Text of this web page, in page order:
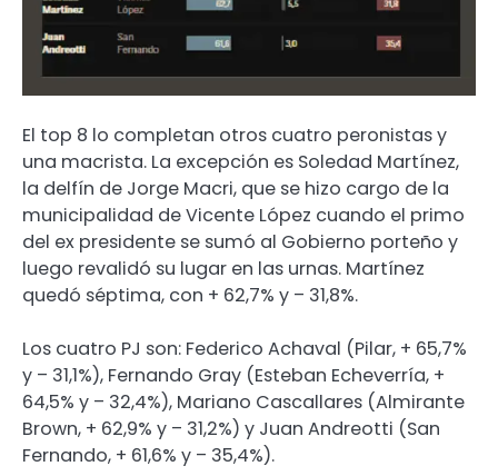
El top 8 lo completan otros cuatro peronistas y
una macrista. La excepción es Soledad Martínez,
la delfín de Jorge Macri, que se hizo cargo de la
municipalidad de Vicente López cuando el primo
del ex presidente se sumó al Gobierno porteño y
luego revalidó su lugar en las urnas. Martínez
quedó séptima, con + 62,7% y – 31,8%.
Los cuatro PJ son: Federico Achaval (Pilar, + 65,7%
y – 31,1%), Fernando Gray (Esteban Echeverría, +
64,5% y – 32,4%), Mariano Cascallares (Almirante
Brown, + 62,9% y – 31,2%) y Juan Andreotti (San
Fernando, + 61,6% y – 35,4%).